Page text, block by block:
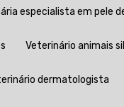
especialista em pele
Veterinário animais
dermatologista